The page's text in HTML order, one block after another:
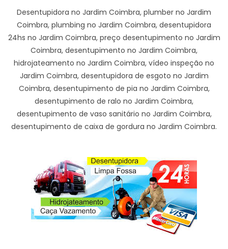
Desentupidora no Jardim Coimbra, plumber no Jardim
Coimbra, plumbing no Jardim Coimbra, desentupidora
24hs no Jardim Coimbra, preço desentupimento no Jardim
Coimbra, desentupimento no Jardim Coimbra,
hidrojateamento no Jardim Coimbra, vídeo inspeção no
Jardim Coimbra, desentupidora de esgoto no Jardim
Coimbra, desentupimento de pia no Jardim Coimbra,
desentupimento de ralo no Jardim Coimbra,
desentupimento de vaso sanitário no Jardim Coimbra,
desentupimento de caixa de gordura no Jardim Coimbra.